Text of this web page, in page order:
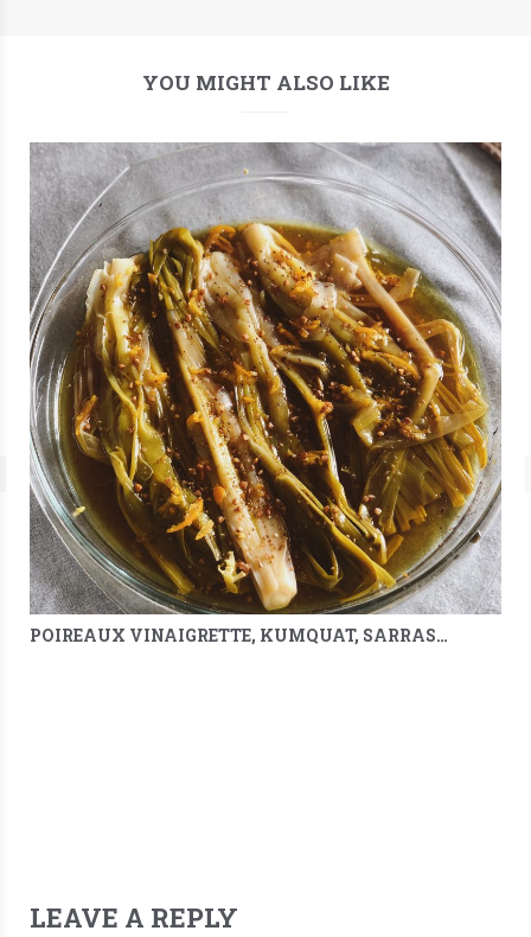
YOU MIGHT ALSO LIKE
POIREAUX VINAIGRETTE, KUMQUAT, SARRASIN & MÉLILOT
LEAVE A REPLY